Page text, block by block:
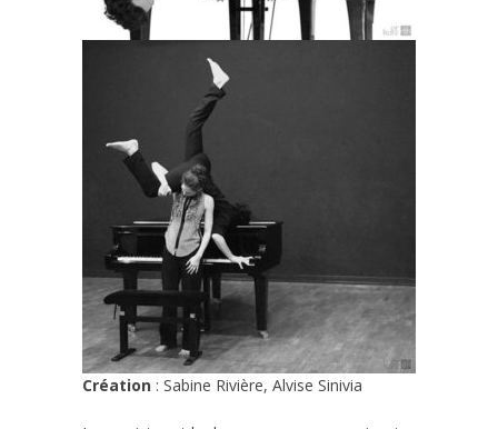
Création : Sabine Rivière, Alvise Sinivia